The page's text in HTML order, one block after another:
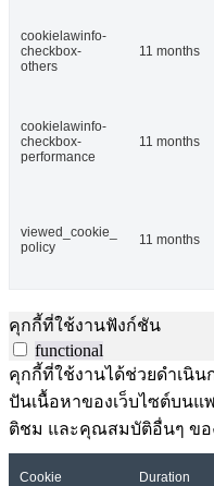
cookielawinfo-
checkbox-
others
11 months
cookielawinfo-
checkbox-
performance
11 months
viewed_cookie_
policy
11 months
คุกกี้ที่ใช้งานฟังก์ชัน
functional
คุกกี้ที่ใช้งานได้ช่วยดำเนิน
ปันเนื้อหาของเว็บไซต์บนแ
ติชม และคุณสมบัติอื่นๆ ข
Cookie Duration